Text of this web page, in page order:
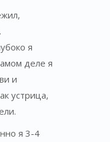
я
деле я
и
устрица,
я 3-4